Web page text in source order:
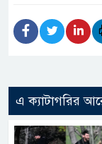
এ ক্যাটাগরির